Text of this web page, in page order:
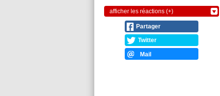
afficher les réactions (+)
Partager
Twitter
Mail